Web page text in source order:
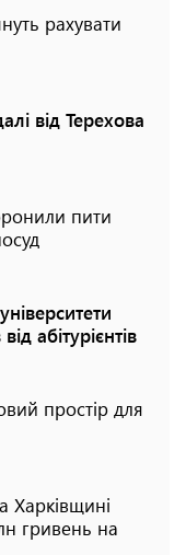
рахувати
від Терехова
пити
абітурієнтів
простір для
Харківщині
гривень на